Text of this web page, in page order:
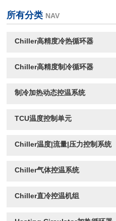
所有分类 NAV
Chiller高精度冷热循环器
Chiller高精度制冷循环器
制冷加热动态控温系统
TCU温度控制单元
Chiller温度|流量|压力控制系统
Chiller气体控温系统
Chiller直冷控温机组